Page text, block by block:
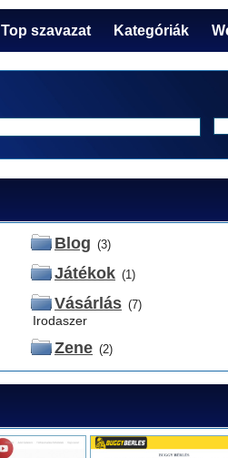
Top szavazat Kategóriák
Blog (3)
Játékok (1)
Vásárlás (7)
Irodaszer
Zene (2)